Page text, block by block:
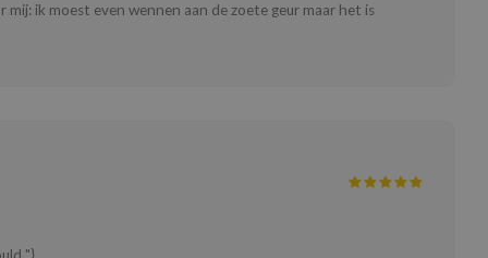
ik moest even wennen aan de zoete geur maar het is